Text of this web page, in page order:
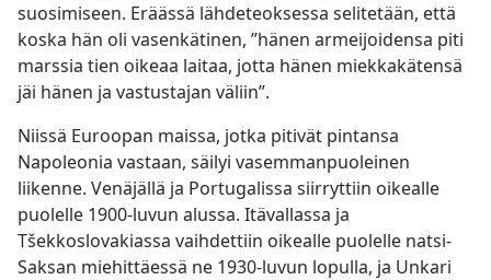
suosimiseen. Eräässä lähdeteoksessa selitetään, että
koska hän oli vasenkätinen, ”hänen armeijoidensa piti
marssia tien oikeaa laitaa, jotta hänen miekkakätensä
jäi hänen ja vastustajan väliin”.
Niissä Euroopan maissa, jotka pitivät pintansa
Napoleonia vastaan, säilyi vasemmanpuoleinen
liikenne. Venäjällä ja Portugalissa siirryttiin oikealle
puolelle 1900-luvun alussa. Itävallassa ja
Tšekkoslovakiassa vaihdettiin oikealle puolelle natsi-
Saksan miehittäessä ne 1930-luvun lopulla, ja Unkari